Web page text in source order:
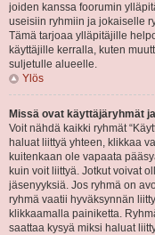
joiden kanssa foorumin
useisiin ryhmiin ja jokaiselle
Tämä tarjoaa ylläpitäjille
käyttäjille kerralla, kuten
suljetulle alueelle.
Ylös
Missä ovat käyttäjäryhmät
Voit nähdä kaikki ryhmät
haluat liittyä yhteen, klikkaa
kuitenkaan ole vapaata
kuin voit liittyä. Jotkut voivat
jäsenyyksiä. Jos ryhmä on
ryhmä vaatii hyväksynnän
klikkaamalla painiketta.
saattaa kysyä miksi haluat